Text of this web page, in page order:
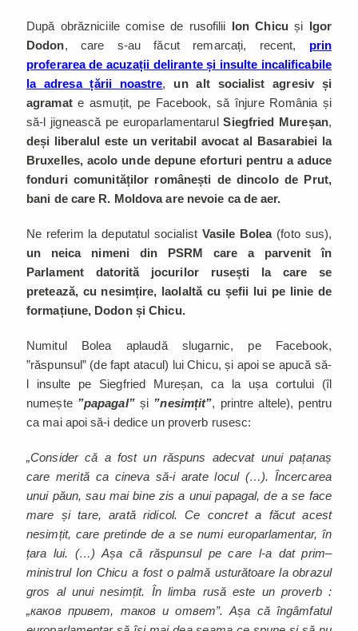
După obrăzniciile comise de rusofilii Ion Chicu și Igor
Dodon, care s-au făcut remarcați, recent, prin
proferarea de acuzații delirante și insulte incalificabile
la adresa țării noastre, un alt socialist agresiv și
agramate asmuțit, pe Facebook, să înjure România și
să-l jignească pe europarlamentarulSiegfried Mureșan,
deși liberalul este un veritabil avocat al Basarabiei la
Bruxelles, acolo unde depune eforturi pentru a aduce
fonduri comunităților românești de dincolo de Prut,
bani de care R. Moldova are nevoie ca de aer.
Ne referim la deputatul socialist Vasile Bolea(foto sus),
un neica nimeni din PSRM care a parvenit în
Parlament datorită jocurilor rusești la care se
pretează, cu nesimțire, laolaltă cu șefii lui pe linie de
formațiune, Dodon și Chicu.
Numitul Bolea aplaudă slugarnic, pe Facebook,
”răspunsul” (de fapt atacul) lui Chicu, și apoi se apucă să-
l insulte pe Siegfried Mureșan, ca la ușa cortului (îl
numește ”papagal” și ”nesimțit”, printre altele), pentru
ca mai apoi să-i dedice un proverb rusesc:
„Consider că a fost un răspuns adecvat unui pațanaș
care merită ca cineva să-i arate locul (…). Încercarea
unui păun, sau mai bine zis a unui papagal, de a se face
mare și tare, arată ridicol. Ce concret a făcut acest
nesimțit, care pretinde de a se numi europarlamentar, în
țara lui. (…) Așa că răspunsul pe care l-a dat prim–
ministrul Ion Chicu a fost o palmă usturătoare la obrazul
gros al unui nesimțit. În limba rusă este un proverb :
„каков привет, таков и ответ”. Așa că îngâmfatul